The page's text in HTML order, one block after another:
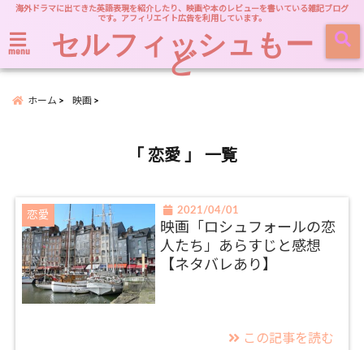
海外ドラマに出てきた英語表現を紹介したり、映画や本のレビューを書いている雑記ブログ
です。アフィリエイト広告を利用しています。
menu セルフィッシュもー
ど
ホーム 映画
「 恋愛 」 一覧
恋愛 2021/04/01
映画「ロシュフォールの恋
人たち」あらすじと感想
【ネタバレあり】
この記事を読む